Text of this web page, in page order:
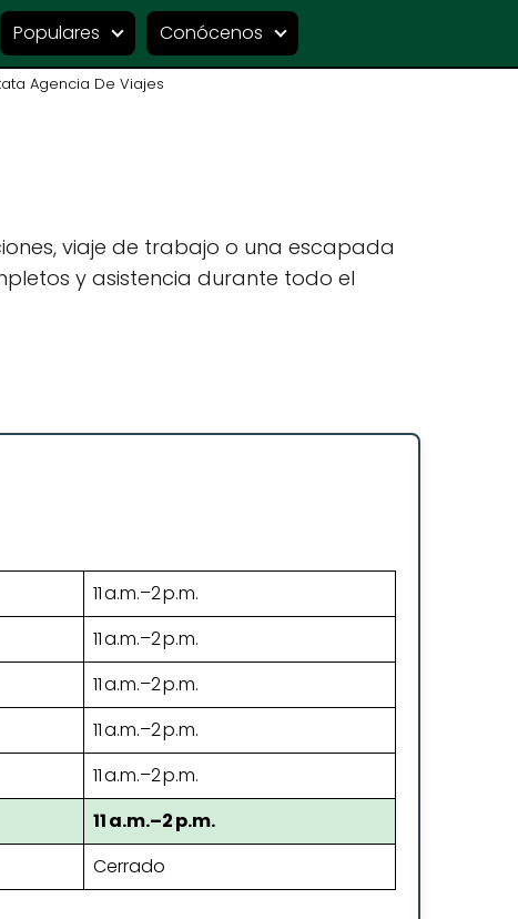
Populares Conócenos
Agencia De Viajes
viaje de trabajo o una escapada
y asistencia durante todo el
11 a.m.–2 p.m.
11 a.m.–2 p.m.
11 a.m.–2 p.m.
11 a.m.–2 p.m.
11 a.m.–2 p.m.
11 a.m.–2 p.m.
Cerrado